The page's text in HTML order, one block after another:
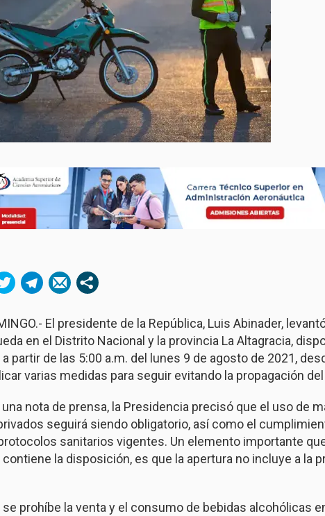
El presidente de la República, Luis Abinader,
en el Distrito Nacional y la provincia La Altagracia,
partir de las 5:00 a.m. del lunes 9 de agosto de 2021,
varias medidas para seguir evitando la propagación
nota de prensa, la Presidencia precisó que el uso de
seguirá siendo obligatorio, así como el
sanitarios vigentes. Un elemento importante
la disposición, es que la apertura no incluye a la
se prohíbe la venta y el consumo de bebidas alcohólicas